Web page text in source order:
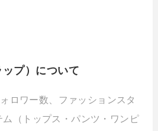
プ）について
ロワー数、ファッションスタ
（トップス・パンツ・ワンピ